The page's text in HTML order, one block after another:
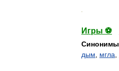
Игры ⚽
Синонимы
дым
мгла